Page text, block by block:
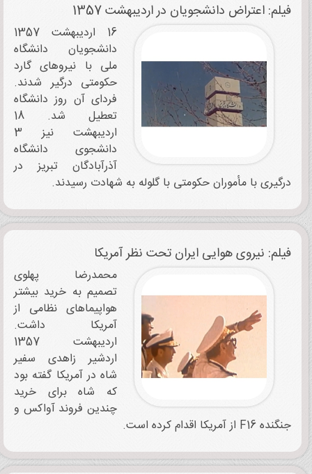
فیلم: اعتراض دانشجویان در اردیبهشت 1357
16 اردیبهشت 1357
دانشجویان دانشگاه
ملی با نیروهای گارد
حکومتی درگیر شدند.
فردای آن روز دانشگاه
تعطیل شد. 18
اردیبهشت نیز 3
دانشجوی دانشگاه
آذرآبادگان تبریز در
درگیری با مأموران حکومتی با گلوله به شهادت رسیدند.
فیلم: نیروی هوایی ایران تحت نظر آمریکا
محمدرضا پهلوی
تصمیم به خرید بیشتر
هواپیماهای نظامی از
آمریکا داشت.
اردیبهشت 1357
اردشیر زاهدی سفیر
شاه در آمریکا گفته بود
که شاه برای خرید
چندین فروند آواکس و
جنگنده F16 از آمریکا اقدام کرده است.